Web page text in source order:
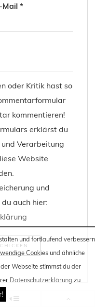
und fortlaufend verbessern
Cookies und ähnliche
Webseite stimmst du der
Datenschutzerklärung zu.
Mail *
oder Kritik hast so
kommentieren!
erklärst du
Verarbeitung
Website
und
auch hier: